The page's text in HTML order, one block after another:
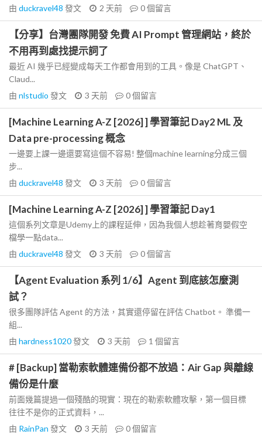
由 duckravel48 發文 2 天前 0個留言
【分享】台灣團隊開發 免費 AI Prompt 管理網站，終於
不用再到處找提示詞了
最近 AI 幾乎已經變成每天工作都會用到的工具。像是 ChatGPT、
Claud...
由 nlstudio 發文 3 天前 0個留言
[Machine Learning A-Z [2026] ] 學習筆記 Day2 ML 及
Data pre-processing 概念
一邊要上課一邊還要寫這個不容易! 整個machine learning分成三個
步...
由 duckravel48 發文 3 天前 0個留言
[Machine Learning A-Z [2026] ] 學習筆記 Day1
這個系列文章是Udemy上的課程延伸，因為我個人想趁著育嬰假空
檔學一點data...
由 duckravel48 發文 3 天前 0個留言
【Agent Evaluation 系列 1/6】Agent 到底該怎麼測
試？
很多團隊評估 Agent 的方法，其實還停留在評估 Chatbot。 準備一
組...
由 hardness1020發文 3 天前 1 個留言
# [Backup] 當勒索軟體連備份都不放過：Air Gap 與離線
備份是什麼
前面幾篇提過一個殘酷的現實：現在的勒索軟體攻擊，第一個目標
往往不是你的正式資料，...
由 RainPan 發文 3 天前 0個留言